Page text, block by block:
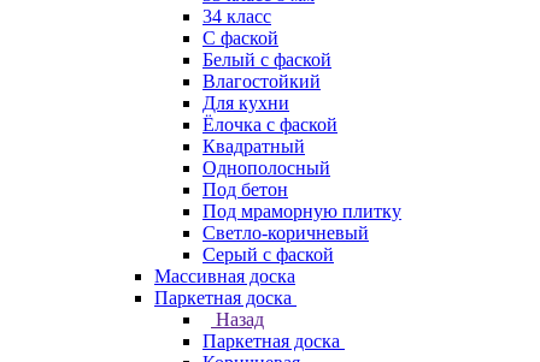
34 класс
C фаской
Белый с фаской
Влагостойкий
Для кухни
Ёлочка с фаской
Квадратный
Однополосный
Под бетон
Под мраморную плитку
Светло-коричневый
Серый с фаской
Массивная доска
Паркетная доска
Назад
Паркетная доска